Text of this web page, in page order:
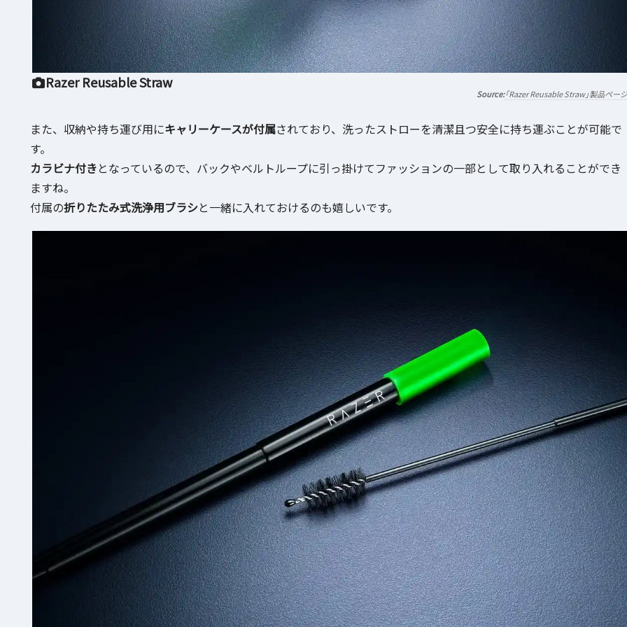
Razer Reusable Straw
「Razer Reusable Straw」製品ページ
また、収納や持ち運び用にキャリーケースが付属されており、洗ったストローを清潔且つ安全に持ち運ぶことが可能で
す。
カラビナ付きとなっているので、バックやベルトループに引っ掛けてファッションの一部として取り入れることができ
ますね。
付属の折りたたみ式洗浄用ブラシと一緒に入れておけるのも嬉しいです。